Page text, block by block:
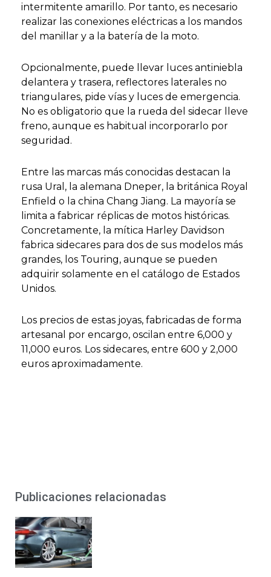
intermitente amarillo. Por tanto, es necesario
realizar las conexiones eléctricas a los mandos
del manillar y a la batería de la moto.
Opcionalmente, puede llevar luces antiniebla
delantera y trasera, reflectores laterales no
triangulares, pide vías y luces de emergencia.
No es obligatorio que la rueda del sidecar lleve
freno, aunque es habitual incorporarlo por
seguridad.
Entre las marcas más conocidas destacan la
rusa Ural, la alemana Dneper, la británica Royal
Enfield o la china Chang Jiang. La mayoría se
limita a fabricar réplicas de motos históricas.
Concretamente, la mítica Harley Davidson
fabrica sidecares para dos de sus modelos más
grandes, los Touring, aunque se pueden
adquirir solamente en el catálogo de Estados
Unidos.
Los precios de estas joyas, fabricadas de forma
artesanal por encargo, oscilan entre 6,000 y
11,000 euros. Los sidecares, entre 600 y 2,000
euros aproximadamente.
Publicaciones relacionadas